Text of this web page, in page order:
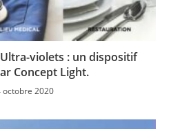
violets : un dispositif
Concept Light.
octobre 2020